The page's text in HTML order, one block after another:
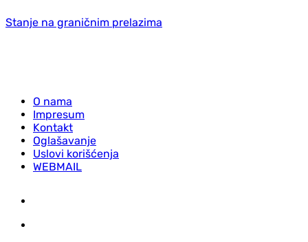
Stanje na graničnim prelazima
O nama
Impresum
Kontakt
Oglašavanje
Uslovi korišćenja
WEBMAIL